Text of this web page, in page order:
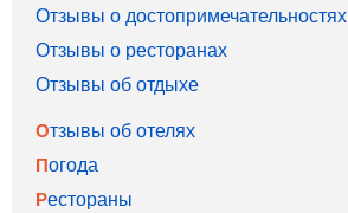
Отзывы о достопримечательностях
Отзывы о ресторанах
Отзывы об отдыхе
Отзывы об отелях
Погода
Рестораны